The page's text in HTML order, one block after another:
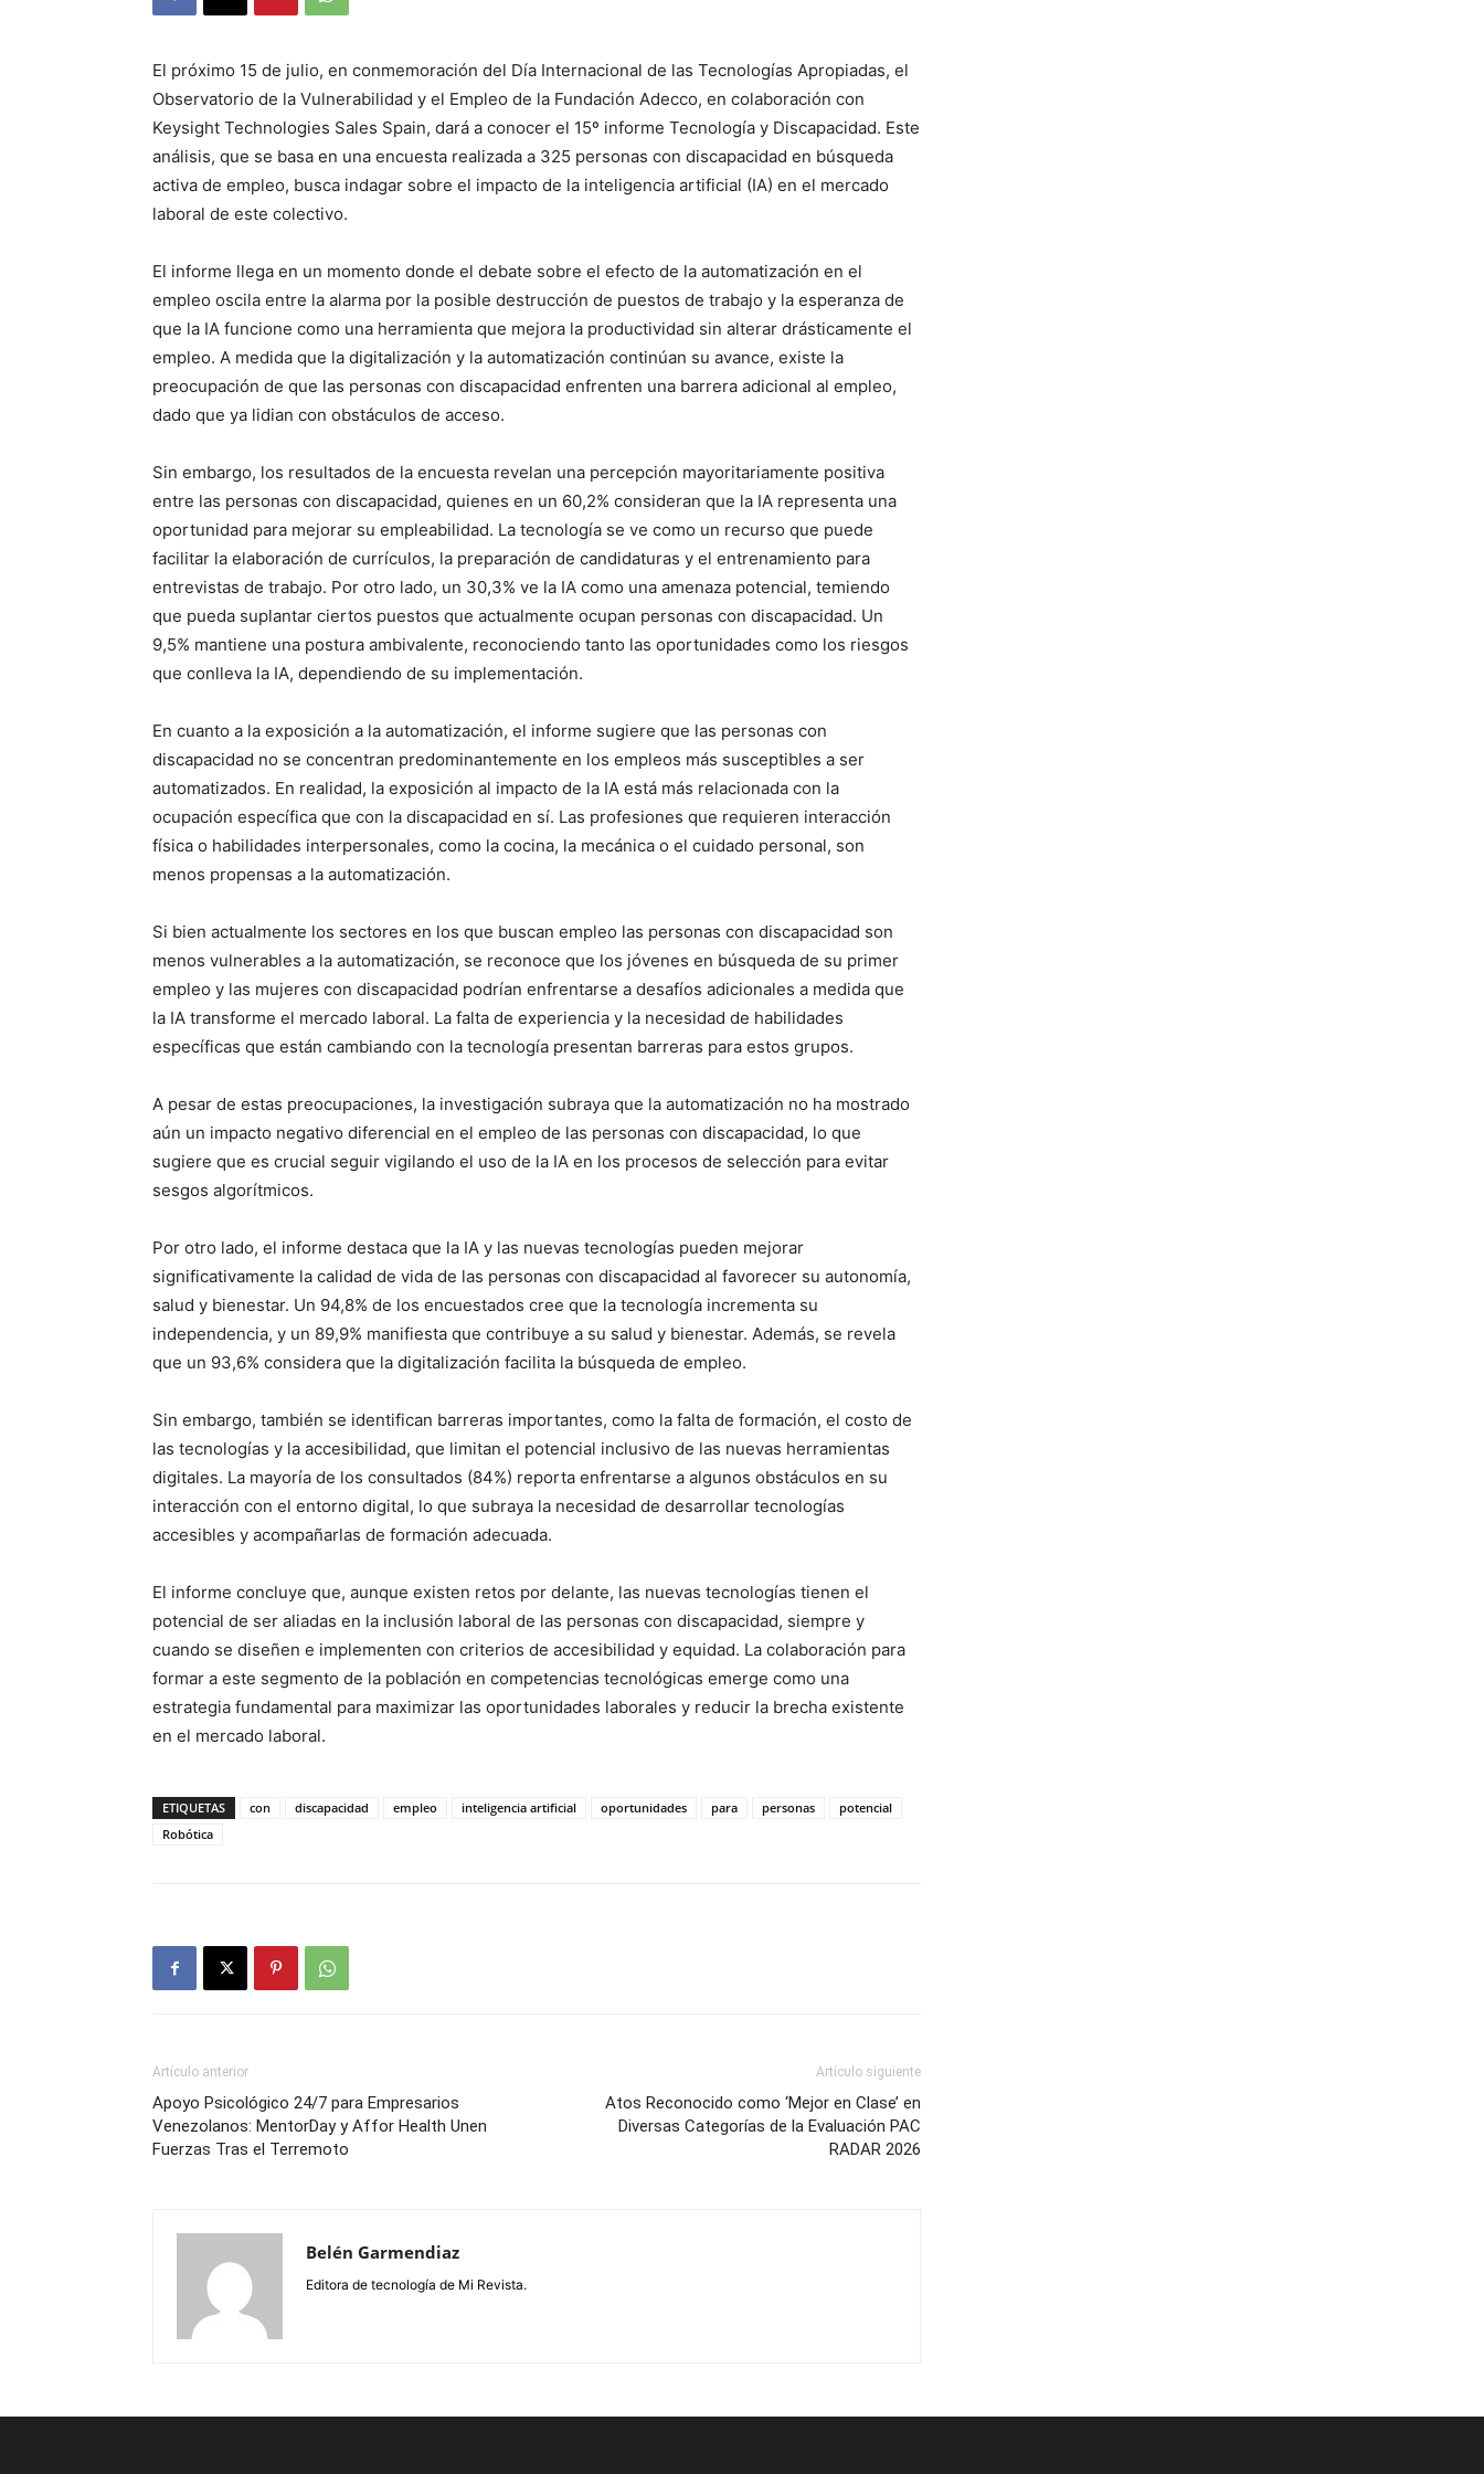
El próximo 15 de julio, en conmemoración del Día Internacional de las Tecnologías Apropiadas, el
Observatorio de la Vulnerabilidad y el Empleo de la Fundación Adecco, en colaboración con
Keysight Technologies Sales Spain, dará a conocer el 15º informe Tecnología y Discapacidad. Este
análisis, que se basa en una encuesta realizada a 325 personas con discapacidad en búsqueda
activa de empleo, busca indagar sobre el impacto de la inteligencia artificial (IA) en el mercado
laboral de este colectivo.
El informe llega en un momento donde el debate sobre el efecto de la automatización en el
empleo oscila entre la alarma por la posible destrucción de puestos de trabajo y la esperanza de
que la IA funcione como una herramienta que mejora la productividad sin alterar drásticamente el
empleo. A medida que la digitalización y la automatización continúan su avance, existe la
preocupación de que las personas con discapacidad enfrenten una barrera adicional al empleo,
dado que ya lidian con obstáculos de acceso.
Sin embargo, los resultados de la encuesta revelan una percepción mayoritariamente positiva
entre las personas con discapacidad, quienes en un 60,2% consideran que la IA representa una
oportunidad para mejorar su empleabilidad. La tecnología se ve como un recurso que puede
facilitar la elaboración de currículos, la preparación de candidaturas y el entrenamiento para
entrevistas de trabajo. Por otro lado, un 30,3% ve la IA como una amenaza potencial, temiendo
que pueda suplantar ciertos puestos que actualmente ocupan personas con discapacidad. Un
9,5% mantiene una postura ambivalente, reconociendo tanto las oportunidades como los riesgos
que conlleva la IA, dependiendo de su implementación.
En cuanto a la exposición a la automatización, el informe sugiere que las personas con
discapacidad no se concentran predominantemente en los empleos más susceptibles a ser
automatizados. En realidad, la exposición al impacto de la IA está más relacionada con la
ocupación específica que con la discapacidad en sí. Las profesiones que requieren interacción
física o habilidades interpersonales, como la cocina, la mecánica o el cuidado personal, son
menos propensas a la automatización.
Si bien actualmente los sectores en los que buscan empleo las personas con discapacidad son
menos vulnerables a la automatización, se reconoce que los jóvenes en búsqueda de su primer
empleo y las mujeres con discapacidad podrían enfrentarse a desafíos adicionales a medida que
la IA transforme el mercado laboral. La falta de experiencia y la necesidad de habilidades
específicas que están cambiando con la tecnología presentan barreras para estos grupos.
A pesar de estas preocupaciones, la investigación subraya que la automatización no ha mostrado
aún un impacto negativo diferencial en el empleo de las personas con discapacidad, lo que
sugiere que es crucial seguir vigilando el uso de la IA en los procesos de selección para evitar
sesgos algorítmicos.
Por otro lado, el informe destaca que la IA y las nuevas tecnologías pueden mejorar
significativamente la calidad de vida de las personas con discapacidad al favorecer su autonomía,
salud y bienestar. Un 94,8% de los encuestados cree que la tecnología incrementa su
independencia, y un 89,9% manifiesta que contribuye a su salud y bienestar. Además, se revela
que un 93,6% considera que la digitalización facilita la búsqueda de empleo.
Sin embargo, también se identifican barreras importantes, como la falta de formación, el costo de
las tecnologías y la accesibilidad, que limitan el potencial inclusivo de las nuevas herramientas
digitales. La mayoría de los consultados (84%) reporta enfrentarse a algunos obstáculos en su
interacción con el entorno digital, lo que subraya la necesidad de desarrollar tecnologías
accesibles y acompañarlas de formación adecuada.
El informe concluye que, aunque existen retos por delante, las nuevas tecnologías tienen el
potencial de ser aliadas en la inclusión laboral de las personas con discapacidad, siempre y
cuando se diseñen e implementen con criterios de accesibilidad y equidad. La colaboración para
formar a este segmento de la población en competencias tecnológicas emerge como una
estrategia fundamental para maximizar las oportunidades laborales y reducir la brecha existente
en el mercado laboral.
ETIQUETAS con discapacidad empleo inteligencia artificial oportunidades para personas
potencial
Robótica
Artículo anterior
Apoyo Psicológico 24/7 para Empresarios
Venezolanos: MentorDay y Affor Health Unen
Fuerzas Tras el Terremoto
Artículo siguiente
Atos Reconocido como ‘Mejor en Clase’ en
Diversas Categorías de la Evaluación PAC
RADAR 2026
Belén Garmendiaz
Editora de tecnología de Mi Revista.